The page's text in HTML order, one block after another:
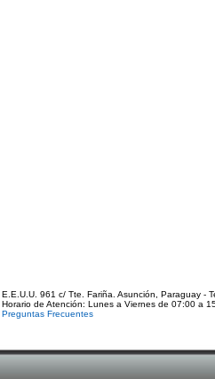
E.E.U.U. 961 c/ Tte. Fariña. Asunción, Paraguay -
Horario de Atención: Lunes a Viernes de 07:00 a
Preguntas Frecuentes